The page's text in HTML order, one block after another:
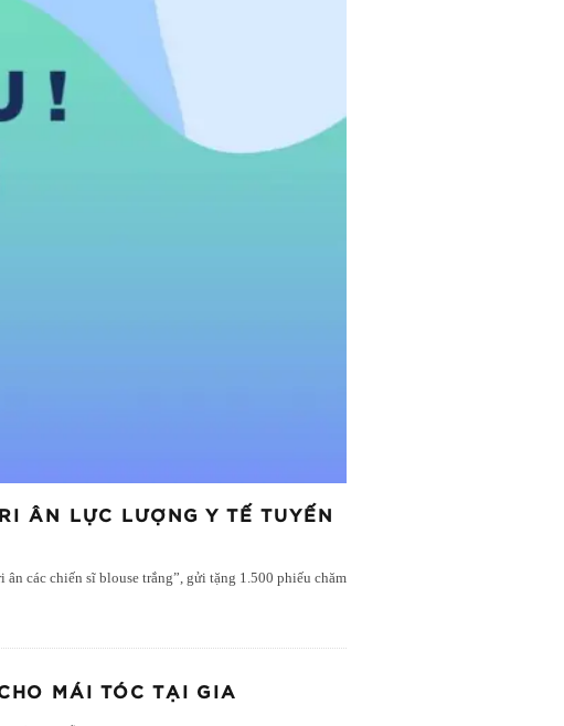
ÂN LỰC LƯỢNG Y TẾ TUYẾN
các chiến sĩ blouse trắng”, gửi tặng 1.500 phiếu chăm
MÁI TÓC TẠI GIA